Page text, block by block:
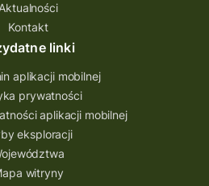
Quest Arboretum
projekt
w Tokarni
natura
Aktualności
Kontakt
linki
aplikacji mobilnej
prywatności
aplikacji mobilnej
eksploracji
witryny